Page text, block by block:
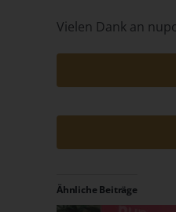
Vielen Dank an
Ähnliche Beiträge